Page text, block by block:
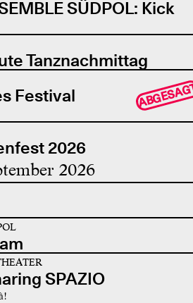
SÜDPOL: Kick
Tanznachmittag
Festival
2026
2026
SPAZIO